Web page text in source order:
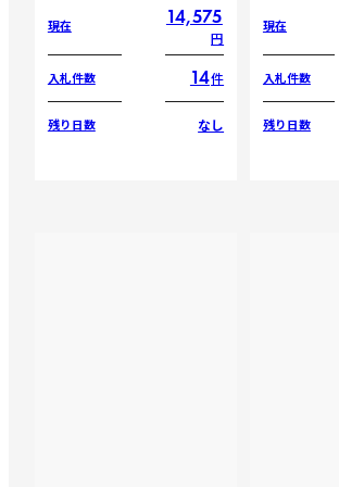
現在 14,575
円
入札件数 14件
残り日数 なし
現在
入札件数
残り日数